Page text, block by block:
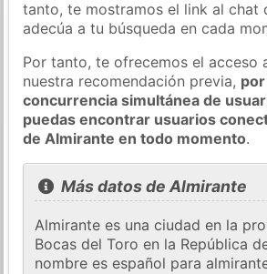
tanto, te mostramos el link al chat
adecúa a tu búsqueda en cada
Por tanto, te ofrecemos el acceso
nuestra recomendación previa,
concurrencia simultánea de
puedas encontrar usuarios
de Almirante en todo momento.
Más datos de Almirante
Almirante es una ciudad en la
Bocas del Toro en la República
nombre es español para